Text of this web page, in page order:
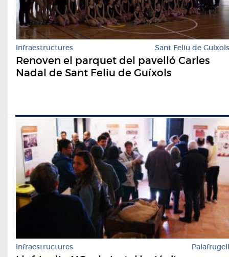
Infraestructures Sant Feliu de Guíxols
Renoven el parquet del pavelló Carles
Nadal de Sant Feliu de Guíxols
Infraestructures Palafrugell